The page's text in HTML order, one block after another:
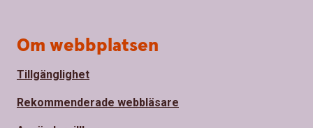
Om webbplatsen
Tillgänglighet
Rekommenderade webbläsare